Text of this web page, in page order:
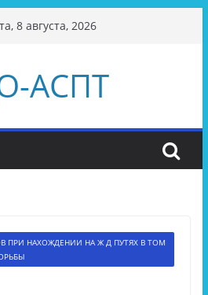
8 августа, 2026
АСПТ
ПРИ НАХОЖДЕНИИ НА Ж Д ПУТЯХ В ТОМ